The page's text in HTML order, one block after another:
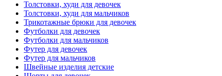
Толстовки, худи для девочек
Толстовки, худи для мальчиков
Трикотажные брюки для девочек
Футболки для девочек
Футболки для мальчиков
Футер для девочек
Футер для мальчиков
Швейные изделия детские